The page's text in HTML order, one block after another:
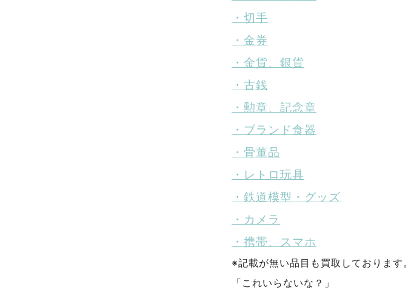
・切手
・金券
・金貨、銀貨
・古銭
・勲章、記念章
・ブランド食器
・骨董品
・レトロ玩具
・鉄道模型・グッズ
・カメラ
・携帯、スマホ
※記載が無い品目も買取しております。
「これいらないな？」